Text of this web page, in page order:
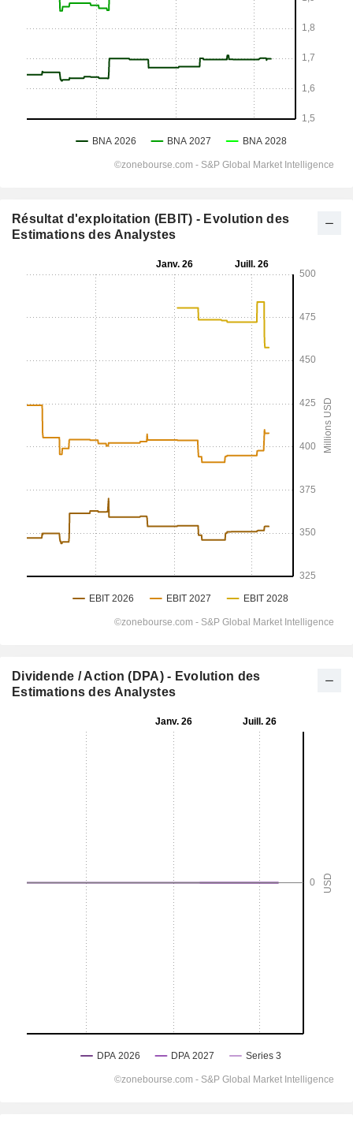
Résultat d'exploitation (EBIT) - Evolution des
Estimations des Analystes
Dividende / Action (DPA) - Evolution des
Estimations des Analystes